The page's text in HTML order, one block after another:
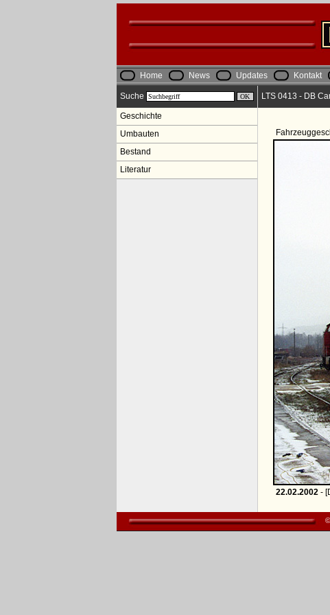
Home News Updates Kontakt
Suche
Geschichte
Umbauten
Bestand
Literatur
LTS 0413 - DB
22.02.2002 -